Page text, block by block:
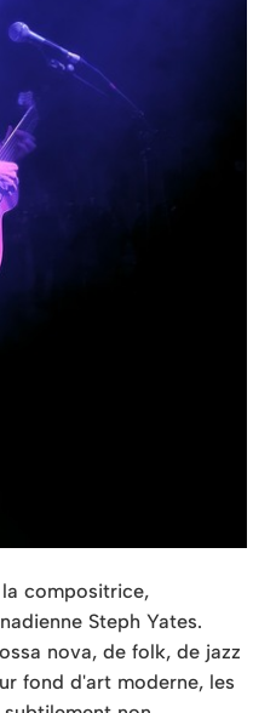
compositrice,
Steph Yates.
nova, de folk, de jazz
fond d'art moderne, les